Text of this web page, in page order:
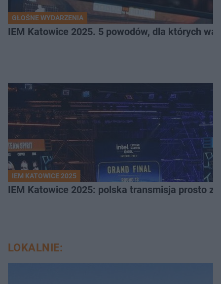
GŁOŚNE WYDARZENIA
IEM Katowice 2025. 5 powodów, dla których
IEM KATOWICE 2025
IEM Katowice 2025: polska transmisja prosto
LOKALNIE: